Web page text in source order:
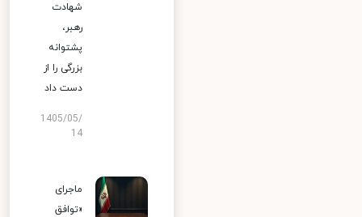
شهادت
رهبر،
پشتوانه
بزرگی را از
دست داد
1405/05/
14
ماجرای
«توافق